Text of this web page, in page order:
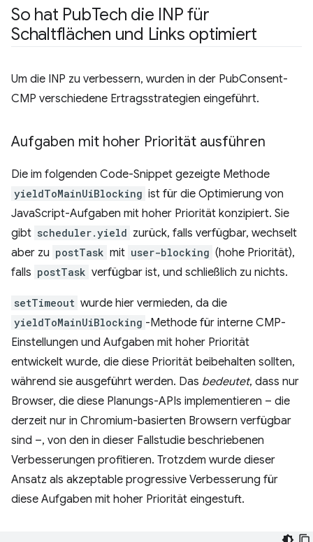
So hat PubTech die INP für
Schaltflächen und Links optimiert
Um die INP zu verbessern, wurden in der PubConsent-
CMP verschiedene Ertragsstrategien eingeführt.
Aufgaben mit hoher Priorität ausführen
Die im folgenden Code-Snippet gezeigte Methode
yieldToMainUiBlocking ist für die Optimierung von
JavaScript-Aufgaben mit hoher Priorität konzipiert. Sie
gibt scheduler.yield zurück, falls verfügbar, wechselt
aber zu postTask mit user-blocking (hohe Priorität),
falls postTask verfügbar ist, und schließlich zu nichts.
setTimeout wurde hier vermieden, da die
yieldToMainUiBlocking -Methode für interne CMP-
Einstellungen und Aufgaben mit hoher Priorität
entwickelt wurde, die diese Priorität beibehalten sollten,
während sie ausgeführt werden. Das bedeutet, dass nur
Browser, die diese Planungs-APIs implementieren – die
derzeit nur in Chromium-basierten Browsern verfügbar
sind –, von den in dieser Fallstudie beschriebenen
Verbesserungen profitieren. Trotzdem wurde dieser
Ansatz als akzeptable progressive Verbesserung für
diese Aufgaben mit hoher Priorität eingestuft.